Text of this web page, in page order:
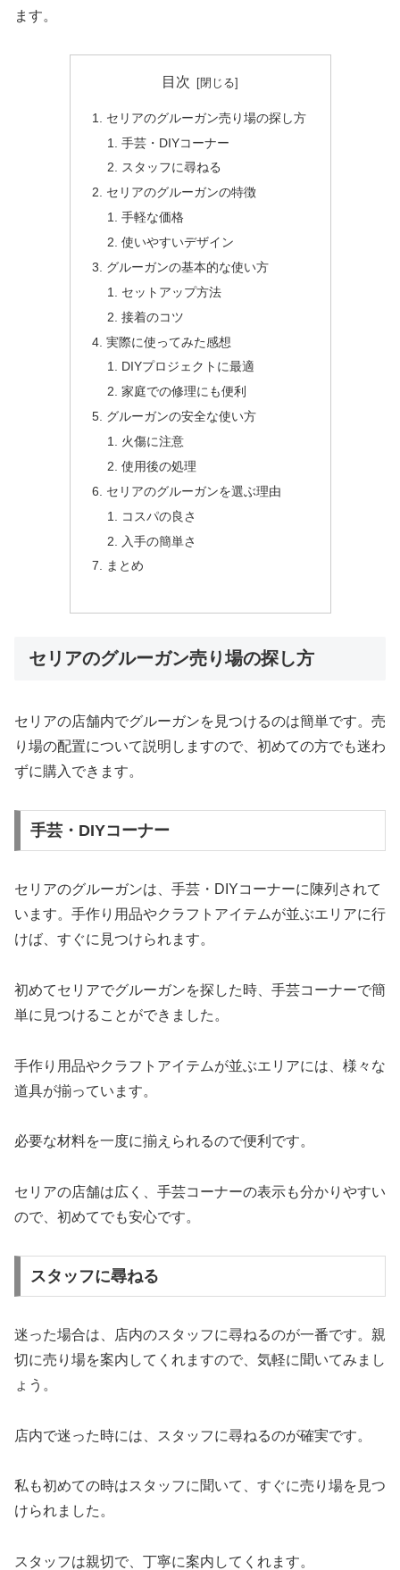
ます。
目次
セリアのグルーガン売り場の探し方
手芸・DIYコーナー
スタッフに尋ねる
セリアのグルーガンの特徴
手軽な価格
使いやすいデザイン
グルーガンの基本的な使い方
セットアップ方法
接着のコツ
実際に使ってみた感想
DIYプロジェクトに最適
家庭での修理にも便利
グルーガンの安全な使い方
火傷に注意
使用後の処理
セリアのグルーガンを選ぶ理由
コスパの良さ
入手の簡単さ
まとめ
セリアのグルーガン売り場の探し方
セリアの店舗内でグルーガンを見つけるのは簡単です。売
り場の配置について説明しますので、初めての方でも迷わ
ずに購入できます。
手芸・DIYコーナー
セリアのグルーガンは、手芸・DIYコーナーに陳列されて
います。手作り用品やクラフトアイテムが並ぶエリアに行
けば、すぐに見つけられます。
初めてセリアでグルーガンを探した時、手芸コーナーで簡
単に見つけることができました。
手作り用品やクラフトアイテムが並ぶエリアには、様々な
道具が揃っています。
必要な材料を一度に揃えられるので便利です。
セリアの店舗は広く、手芸コーナーの表示も分かりやすい
ので、初めてでも安心です。
スタッフに尋ねる
迷った場合は、店内のスタッフに尋ねるのが一番です。親
切に売り場を案内してくれますので、気軽に聞いてみまし
ょう。
店内で迷った時には、スタッフに尋ねるのが確実です。
私も初めての時はスタッフに聞いて、すぐに売り場を見つ
けられました。
スタッフは親切で、丁寧に案内してくれます。